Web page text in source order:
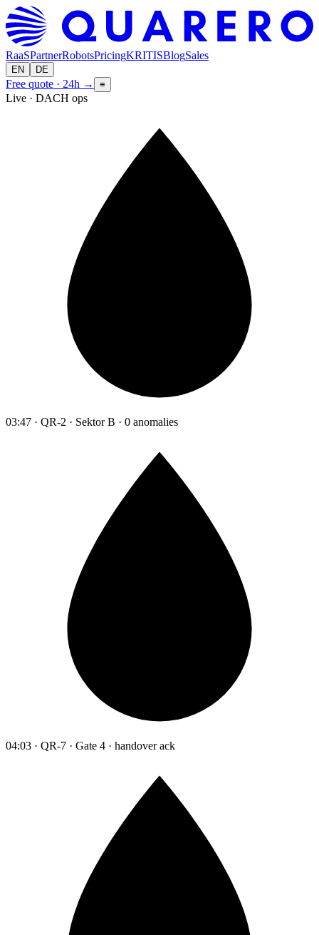
RaaSPartnerRobotsPricingKRITISBlogSales
EN DE
Free quote · 24h → ≡
Live · DACH ops
03:47 · QR-2 · Sektor B · 0 anomalies
04:03 · QR-7 · Gate 4 · handover ack